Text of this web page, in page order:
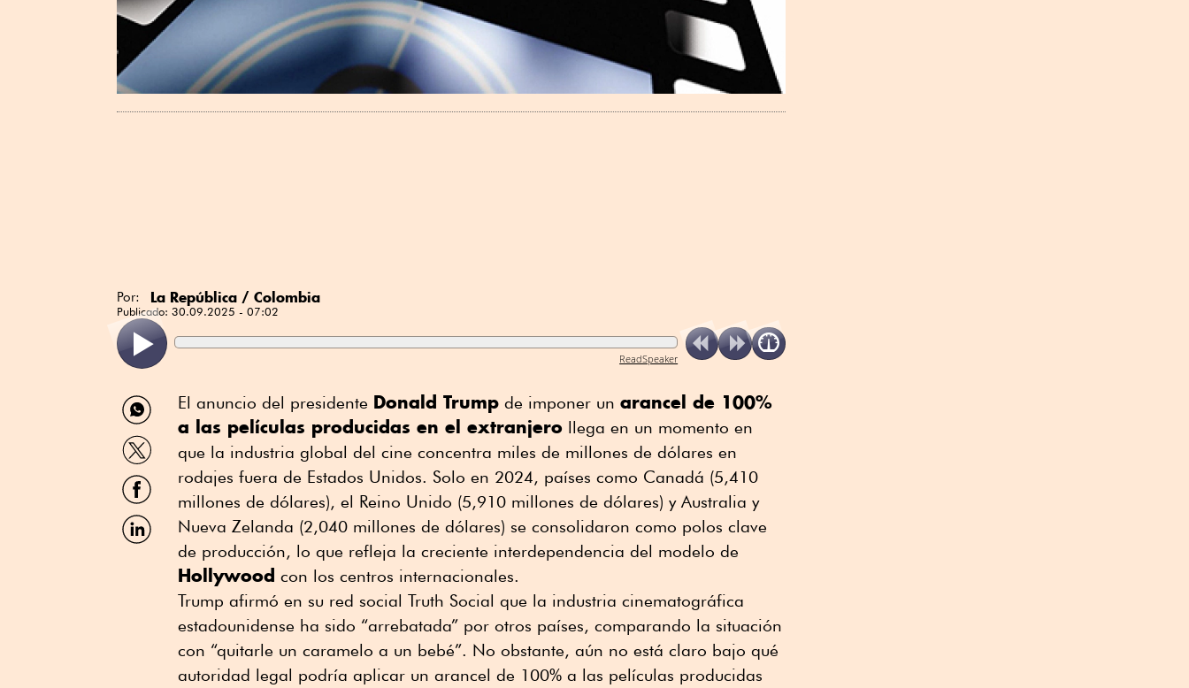
Por: La República / Colombia
Publicado: 30.09.2025 - 07:02
ReadSpeaker
Compartir
por
WhatsApp
Compartir
por
Twitter
Compartir
por
Facebook
Compartir
por
El anuncio del presidente Donald Trump de imponer un arancel de 100%
a las películas producidas en el extranjero llega en un momento en
que la industria global del cine concentra miles de millones de dólares en
rodajes fuera de Estados Unidos. Solo en 2024, países como Canadá (5,410
millones de dólares), el Reino Unido (5,910 millones de dólares) y Australia y
Nueva Zelanda (2,040 millones de dólares) se consolidaron como polos clave
de producción, lo que refleja la creciente interdependencia del modelo de
Hollywood con los centros internacionales.
Trump afirmó en su red social Truth Social que la industria cinematográfica
estadounidense ha sido “arrebatada” por otros países, comparando la situación
con “quitarle un caramelo a un bebé”. No obstante, aún no está claro bajo qué
autoridad legal podría aplicar un arancel de 100% a las películas producidas